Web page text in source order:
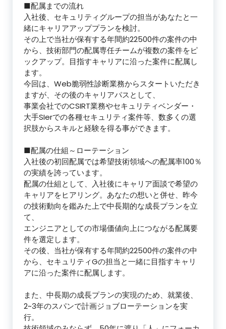
■配属までの流れ
入社後、セキュリティグループの担当があなたと一
緒にキャリアアッププランを検討。
その上で当社が保有する年間約22500件の案件の中
から、技術部門の配属専任チームが複数の案件をピ
ックアップ。目指すキャリアに沿った案件に配属し
ます。
今回は、Web脆弱性診断業務からスタートいただき
ますが、その後のキャリアパスとして、
事業会社でのCSIRT業務やセキュリティベンダー・
大手SIerでの各種セキュリティ案件等、数多くの選
択肢からスキルと経験を得る事ができます。
■配属の仕組～ローテーション
入社後の初回配属では希望技術領域への配属率100％
の実績を誇っています。
配属の仕組として、入社後にキャリア面談で希望の
キャリアをヒアリング。あなたの想いと併せ、昨今
の技術動向を鑑みた上で中長期的な成長プランを立
て、
エンジニアとしての市場価値向上につながる配属要
件を選定します。
その後、当社が保有する年間約22500件の案件の中
から、セキュリティGの担当と一緒に目指すキャリ
アに沿った案件に配属します。
また、中長期の成長プランの実現のため、就業後、
2~3年のスパンで計画ジョブローテーションを実
行。